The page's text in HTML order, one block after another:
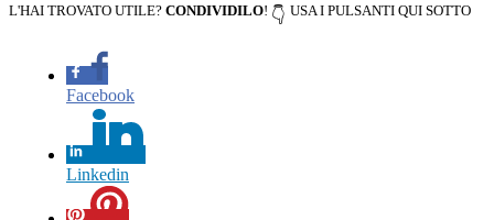
L'HAI TROVATO UTILE? CONDIVIDILO! 👇 USA I PULSANTI QUI SOTTO
Facebook
Linkedin